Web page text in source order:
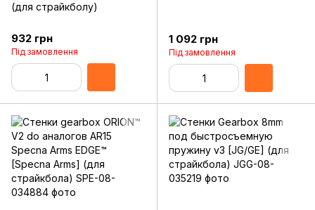
(для страйкболу)
932 грн
Під замовлення
1 092 грн
Під замовлення